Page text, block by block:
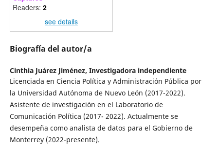
Readers: 2
see details
Biografía del autor/a
Cinthia Juárez Jiménez, Investigadora independiente
Licenciada en Ciencia Política y Administración Pública por
la Universidad Autónoma de Nuevo León (2017-2022).
Asistente de investigación en el Laboratorio de
Comunicación Política (2017- 2022). Actualmente se
desempeña como analista de datos para el Gobierno de
Monterrey (2022-presente).